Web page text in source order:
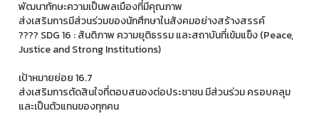
พัฒนาทักษะความเป็นพลเมืองที่มีคุณภาพ
ส่งเสริมการมีส่วนร่วมของนักศึกษาในสังคมอย่างสร้างสรรค์
???? SDG 16 : สันติภาพ ความยุติธรรม และสถาบันที่เข้มแข็ง (Peace,
Justice and Strong Institutions)
เป้าหมายย่อย 16.7
ส่งเสริมการตัดสินใจที่ตอบสนองต่อประชาชน มีส่วนร่วม ครอบคลุม
และเป็นตัวแทนของทุกคน